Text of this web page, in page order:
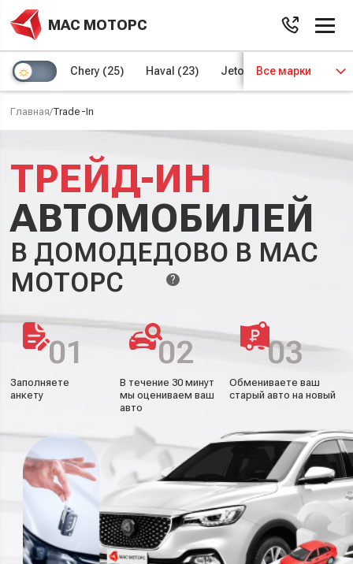
МАС МОТОРС
Chery (25) Haval (23) Jetour (8) Kaiyi (4)
Все марки
Главная/Trade-In
ТРЕЙД-ИН
АВТОМОБИЛЕЙ
В ДОМОДЕДОВО В МАС
МОТОРС
?
01
Заполняете
анкету
02
В течение 30 минут
мы оцениваем ваш
авто
03
Обмениваете ваш
старый авто на новый